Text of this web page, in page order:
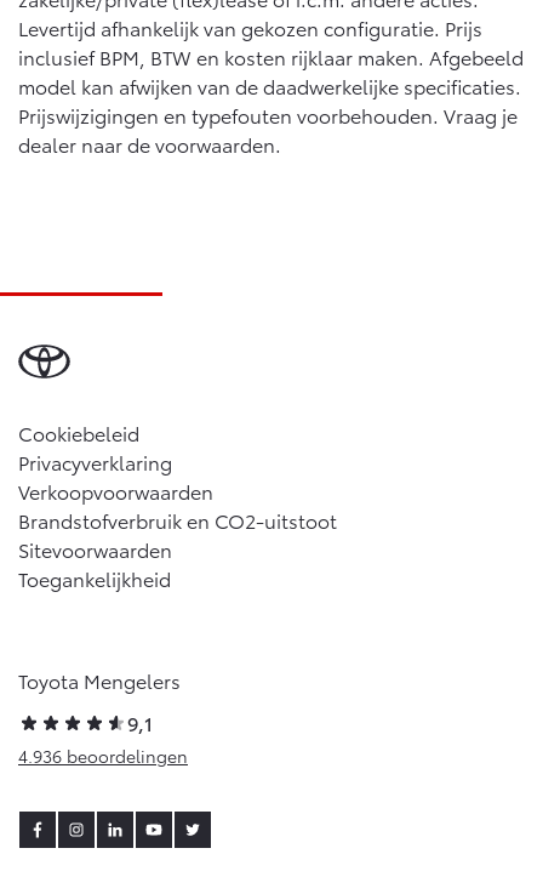
Levertijd afhankelijk van gekozen configuratie. Prijs
inclusief BPM, BTW en kosten rijklaar maken. Afgebeeld
model kan afwijken van de daadwerkelijke specificaties.
Prijswijzigingen en typefouten voorbehouden. Vraag je
dealer naar de voorwaarden.
Cookiebeleid
Privacyverklaring
Verkoopvoorwaarden
Brandstofverbruik en CO2-uitstoot
Sitevoorwaarden
Toegankelijkheid
Toyota Mengelers
9,1
4.936 beoordelingen